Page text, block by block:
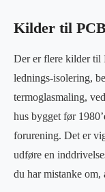
Kilder til
Der er flere kilder til
lednings-isolering,
termoglasmaling,
hus bygget før
forurening. Det er
udføre en
du har mistanke